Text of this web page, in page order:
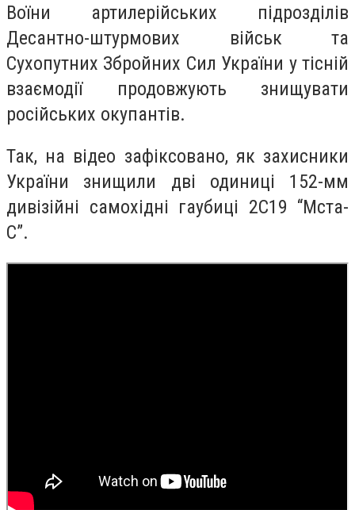
Воїни артилерійських підрозділів
Десантно-штурмових військ та
Сухопутних Збройних Сил України у тісній
взаємодії продовжують знищувати
російських окупантів.
Так, на відео зафіксовано, як захисники
України знищили дві одиниці 152-мм
дивізійні самохідні гаубиці 2С19 “Мста-
С”.